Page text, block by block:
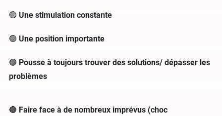
🟢 Une stimulation constante
🟢 Une position importante
🟢 Pousse à toujours trouver des solutions/ dépasser les
problèmes
🔴 Faire face à de nombreux imprévus (choc